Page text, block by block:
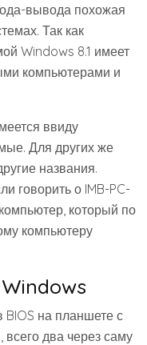
вывода похожая
Так как
Windows 8.1 имеет
компьютерами и
ввиду
Для других же
названия.
говорить о IMB-PC-
который по
компьютеру
Windows
BIOS на планшете с
два через саму